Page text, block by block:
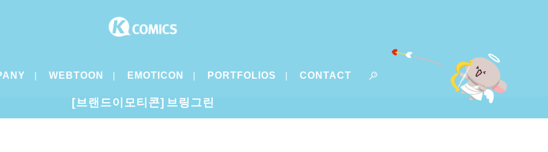
WEBTOON EMOTICON PORTFOLIOS CONTACT
[브랜드이모티콘] 브링그린